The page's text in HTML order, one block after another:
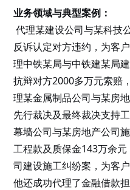
业务领域与典型案例：
代理某建设公司与某科技
反诉认定对方违约，为客
理中铁某局与中铁建某局
抗辩对方2000多万元索赔
理某金属制品公司与某房
先行裁决及最终裁决支持
幕墙公司与某房地产公司
工程款及质保金143万余
司建设施工纠纷案，为客
他还成功代理了金融借款